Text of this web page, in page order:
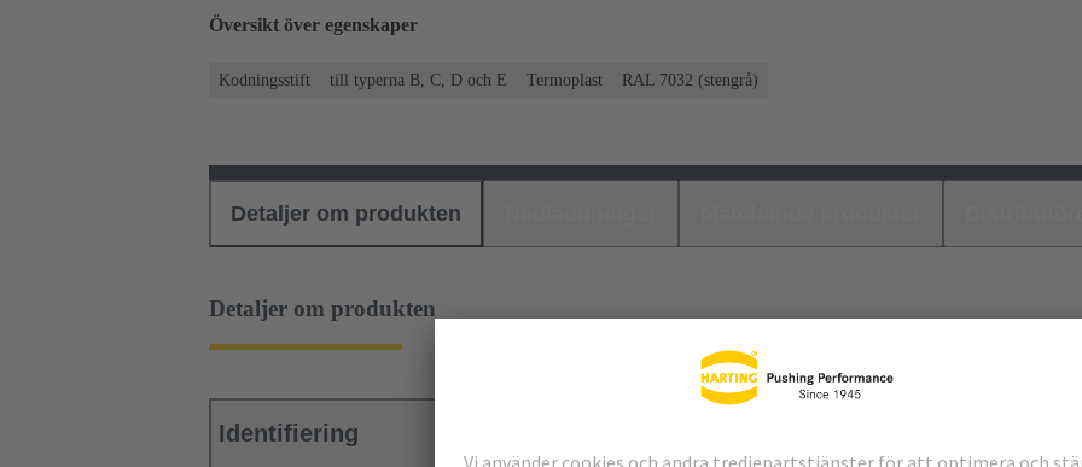
Översikt över egenskaper
Kodningsstift till typerna B, C, D och E Termoplast RAL 7032 (stengrå)
Detaljer om produkten
Detaljer om produkten
Identifiering